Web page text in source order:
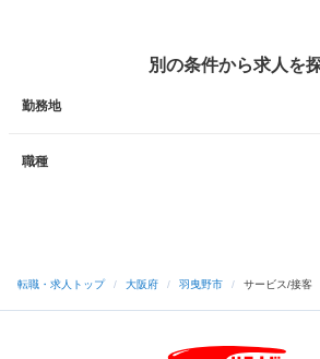
別の条件から求人を
勤務地
職種
転職・求人トップ / 大阪府 / 羽曳野市 / サービス/接客